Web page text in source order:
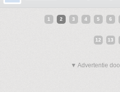
1 2 3 4 5 6
12 13
▼ Advertentie